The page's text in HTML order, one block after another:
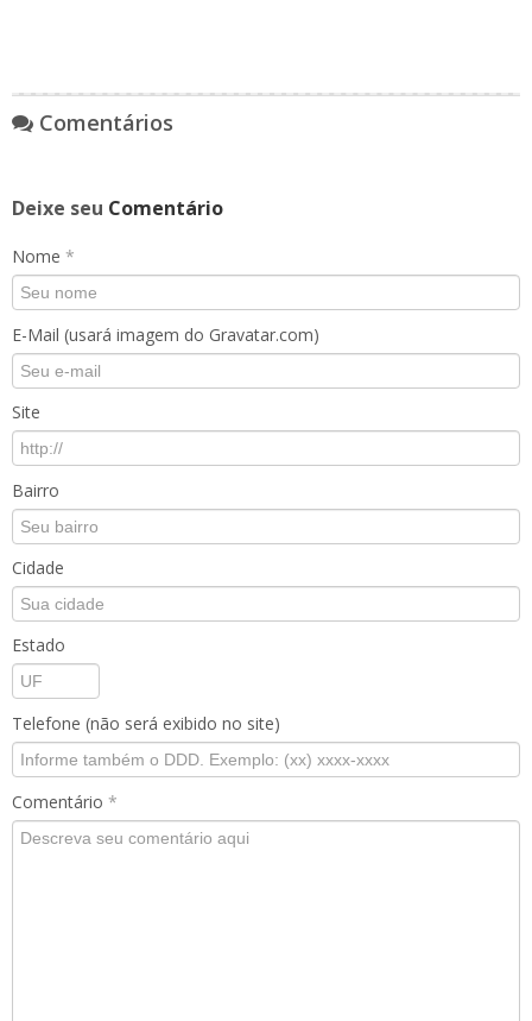
Comentários
Deixe seu Comentário
Nome *
E-Mail (usará imagem do Gravatar.com)
Site
Bairro
Cidade
Estado
Telefone (não será exibido no site)
Comentário *